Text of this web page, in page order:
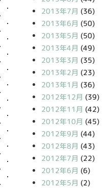
2013年7月 (36)
2013年6月 (50)
2013年5月 (50)
2013年4月 (49)
2013年3月 (35)
2013年2月 (23)
2013年1月 (36)
2012年12月 (39)
2012年11月 (42)
2012年10月 (45)
2012年9月 (44)
2012年8月 (43)
2012年7月 (22)
2012年6月 (6)
2012年5月 (2)